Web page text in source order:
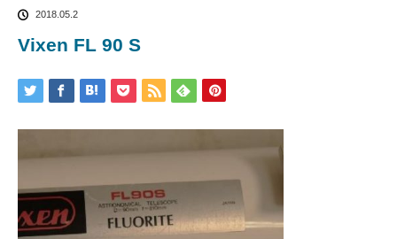
2018.05.2
Vixen FL 90 S